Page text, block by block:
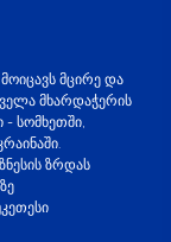
მცირე და
მხარდაჭერის
- სომხეთში,
ზრდას